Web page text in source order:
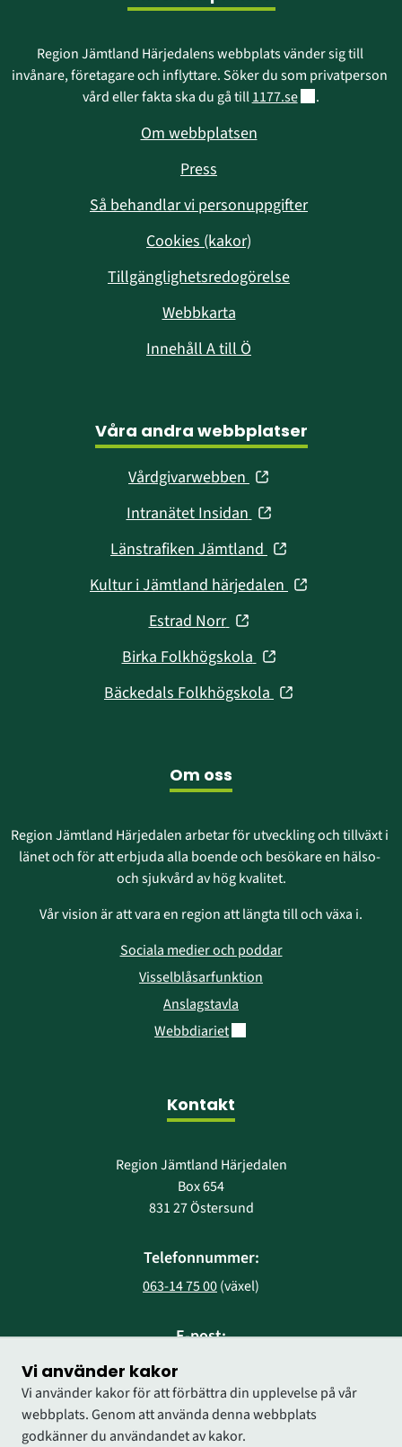
Vi använder kakor
Vi använder kakor för att förbättra din upplevelse på vår
webbplats. Genom att använda denna webbplats
godkänner du användandet av kakor.
Region Jämtland Härjedalens webbplats vänder sig till
invånare, företagare och inflyttare. Söker du som privatperson
vård eller fakta ska du gå till 1177.seLänk till annan
.
Om webbplatsen
Press
Så behandlar vi personuppgifter
Cookies (kakor)
Tillgänglighetsredogörelse
Webbkarta
Innehåll A till Ö
Våra andra webbplatser
Vårdgivarwebben (öppnas
nytt
fönster)
Intranätet Insidan (öppnas
nytt
fönster)
Länstrafiken Jämtland (öppnas
nytt
Kultur i Jämtland härjedalen (öppnas
Estrad Norr (öppnas
nytt
fönster)
Birka Folkhögskola (öppnas
nytt
Bäckedals Folkhögskola (öppnas
Om oss
Region Jämtland Härjedalen arbetar för utveckling och tillväxt i
länet och för att erbjuda alla boende och besökare en hälso-
och sjukvård av hög kvalitet.
Vår vision är att vara en region att längta till och växa i.
Sociala medier och poddar
Visselblåsarfunktion
Anslagstavla
WebbdiarietLänk till annan webbplats.
Kontakt
Region Jämtland Härjedalen
Box 654
831 27 Östersund
Telefonnummer:
063-14 75 00 (växel)
E-post:
region@regionjh.se